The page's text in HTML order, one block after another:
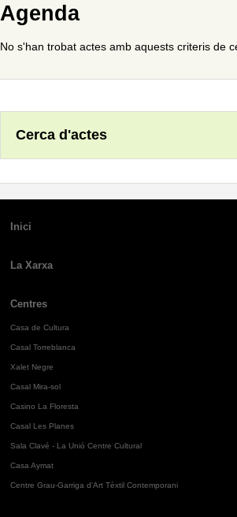
Agenda
No s'han trobat actes amb aquests criteris de
Cerca d'actes
Inici
La Xarxa
Centres
Casa de Cultura
Casal Torreblanca
Xalet Negre
Casal Mira-sol
Casino La Floresta
Casal Les Planes
Sala Clavé - La Unió Centre Cultural
Casa Aymat
Centre Grau-Garriga d'Art Tèxtil Contemporani